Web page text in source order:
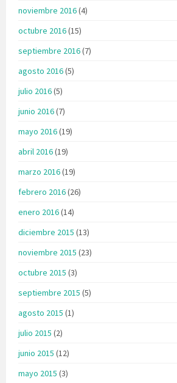
noviembre 2016(4)
octubre 2016(15)
septiembre 2016(7)
agosto 2016(5)
julio 2016(5)
junio 2016(7)
mayo 2016(19)
abril 2016(19)
marzo 2016(19)
febrero 2016(26)
enero 2016(14)
diciembre 2015 (13)
noviembre 2015 (23)
octubre 2015 (3)
septiembre 2015 (5)
agosto 2015 (1)
julio 2015 (2)
junio 2015 (12)
mayo 2015 (3)